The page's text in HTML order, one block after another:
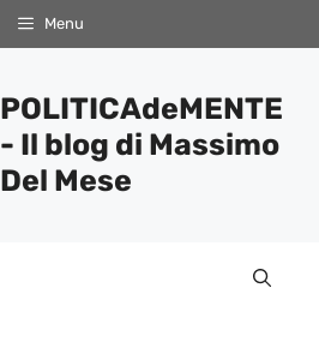
Menu
POLITICAdeMENTE
- Il blog di Massimo
Del Mese